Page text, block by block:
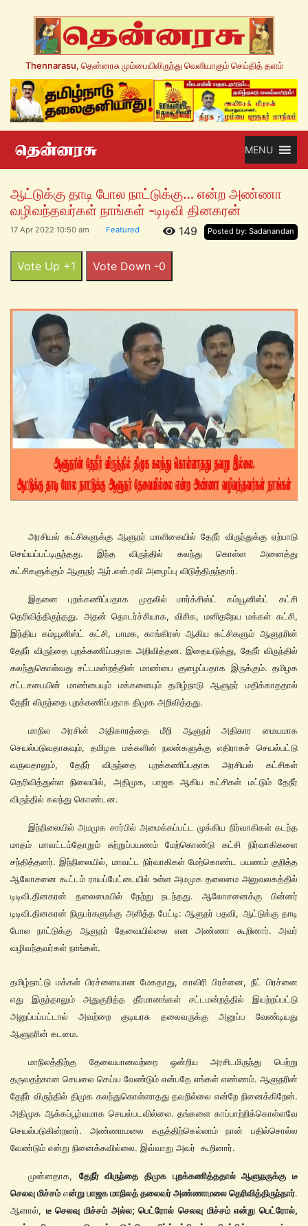
Thennarasu, தென்னரசு மும்பையிலிருந்து வெளியாகும் செய்தித் தளம்
MENU
ஆட்டுக்கு தாடி போல நாட்டுக்கு… என்ற அண்ணா
வழிவந்தவர்கள் நாங்கள் -டிடிவி தினகரன்
17 Apr 2022 10:50 am Featured Posted by: Sadanandan
149
Vote Up +1 Vote Down -0
அரசியல் கட்சிகளுக்கு ஆளுநர் மாளிகையில் தேநீர் விருந்துக்கு ஏற்பாடு
செய்யப்பட்டிருந்தது. இந்த விருந்தில் கலந்து கொள்ள அனைத்து
கட்சிகளுக்கும் ஆளுநர் ஆர்.என்.ரவி அழைப்பு விடுத்திருந்தார்.
இதனை புறக்கணிப்பதாக முதலில் மார்க்சிஸ்ட் கம்யூனிஸ்ட் கட்சி
தெரிவித்திருந்தது. அதன் தொடர்ச்சியாக, விசிக, மனிதநேய மக்கள் கட்சி,
இந்திய கம்யூனிஸ்ட் கட்சி, பாமக, காங்கிரஸ் ஆகிய கட்சிகளும் ஆளுநரின்
தேநீர் விருந்தை புறக்கணிப்பதாக அறிவித்தன. இதையடுத்து, தேநீர் விருந்தில்
கலந்துகொள்வது சட்டமன்றத்தின் மாண்பை குழைப்பதாக இருக்கும். தமிழக
சட்டசபையின் மாண்பையும் மக்களையும் தமிழ்நாடு ஆளுநர் மதிக்காததால்
தேநீர் விருந்தை புறக்கணிப்பதாக திமுக அறிவித்தது.
மாநில அரசின் அதிகாரத்தை மீறி ஆளுநர் அதிகார மையமாக
செயல்படுவதாகவும், தமிழக மக்களின் நலன்களுக்கு எதிராகச் செயல்பட்டு
வருவதாலும், தேநீர் விருந்தை புறக்கணிப்பதாக அரசியல் கட்சிகள்
தெரிவித்துள்ள நிலையில், அதிமுக, பாஜக ஆகிய கட்சிகள் மட்டும் தேநீர்
விருந்தில் கலந்து கொண்டன.
இந்நிலையில் அமமுக சார்பில் அமைக்கப்பட்ட முக்கிய நிர்வாகிகள் கடந்த
மாதம் மாவட்டம்தோறும் சுற்றுப்பயணம் மேற்கொண்டு கட்சி நிர்வாகிகளை
சந்தித்தனர். இந்நிலையில், மாவட்ட நிர்வாகிகள் மேற்கொண்ட பயணம் குறித்த
ஆலோசனை கூட்டம் ராயப்பேட்டையில் உள்ள அமமுக தலைமை அலுவலகத்தில்
டிடிவி.தினகரன் தலைமையில் நேற்று நடந்தது. ஆலோசனைக்கு பின்னர்
டிடிவி.தினகரன் நிருபர்களுக்கு அளித்த பேட்டி: ஆளுநர் பதவி, ஆட்டுக்கு தாடி
போல நாட்டுக்கு ஆளுநர் தேவையில்லை என அண்ணா கூறினார். அவர்
வழிவந்தவர்கள் நாங்கள்.
தமிழ்நாட்டு மக்கள் பிரச்னையான மேகதாது, காவிரி பிரச்னை, நீட் பிரச்னை
எது இருந்தாலும் அதுகுறித்த தீர்மானங்கள் சட்டமன்றத்தில் இயற்றப்பட்டு
அனுப்பப்பட்டால் அவற்றை குடியரசு தலைவருக்கு அனுப்ப வேண்டியது
ஆளுநரின் கடமை.
மாநிலத்திற்கு தேவையானவற்றை ஒன்றிய அரசிடமிருந்து பெற்று
தருவதற்கான செயலை செய்ய வேண்டும் என்பதே எங்கள் எண்ணம். ஆளுநரின்
தேநீர் விருந்தில் திமுக கலந்துகொள்ளாதது தவறில்லை என்றே நினைக்கிறேன்.
அதிமுக ஆக்கப்பூர்வமாக செயல்படவில்லை. தங்களை காப்பாற்றிக்கொள்ளவே
செயல்படுகின்றனர். அண்ணாமலை கருத்திற்கெல்லாம் நான் பதில்சொல்ல
வேண்டும் என்று நினைக்கவில்லை. இவ்வாறு அவர் கூறினார்.
முன்னதாக, தேநீர் விருந்தை திமுக புறக்கணித்ததால் ஆளுநருக்கு டீ
செலவு மிச்சம்என்று பாஜக மாநிலத் தலைவர் அண்ணாமலை தெரிவித்திருந்தார்.
ஆனால், டீ செலவு மிச்சம் அல்ல; பெட்ரோல் செலவு மிச்சம் என்று பெட்ரோல்,